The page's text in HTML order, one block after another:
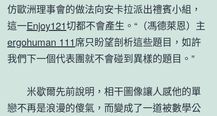
仿歐洲理事會的做法向安卡拉派出禮賓小組，
這一Enjoy121切都不會產生。“（馮德萊恩）主
ergohuman 111席只盼望剖析這些題目，如許
我們下一個代表團就不會碰到異樣的題目。”
米歇爾先前說明，相干圖像讓人感他的單
戀不再是浪漫的傻氣，而變成了一道被數學公